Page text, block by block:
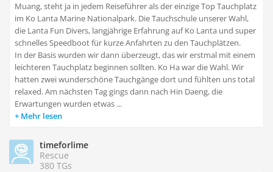
Muang, steht ja in jedem Reiseführer als der einzige Top Tauchplatz
im Ko Lanta Marine Nationalpark. Die Tauchschule unserer Wahl,
die Lanta Fun Divers, langjährige Erfahrung auf Ko Lanta und super
schnelles Speedboot für kurze Anfahrten zu den Tauchplätzen.
In der Basis wurden wir dann überzeugt, das wir erstmal mit einem
leichteren Tauchplatz beginnen sollten. Ko Ha war die Wahl. Wir
hatten zwei wunderschöne Tauchgänge dort und fühlten uns total
relaxed. Am nächsten Tag gings dann nach Hin Daeng, die
Erwartungen wurden etwas ...
Mehr lesen
timeforlime
Rescue
380 TGs